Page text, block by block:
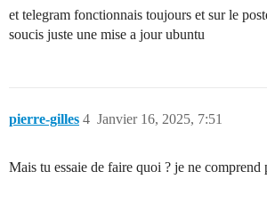
et telegram fonctionnais toujours et sur le
soucis juste une mise a jour ubuntu
pierre-gilles Janvier 16, 2025, 7:51
4
Mais tu essaie de faire quoi ? je ne comprend